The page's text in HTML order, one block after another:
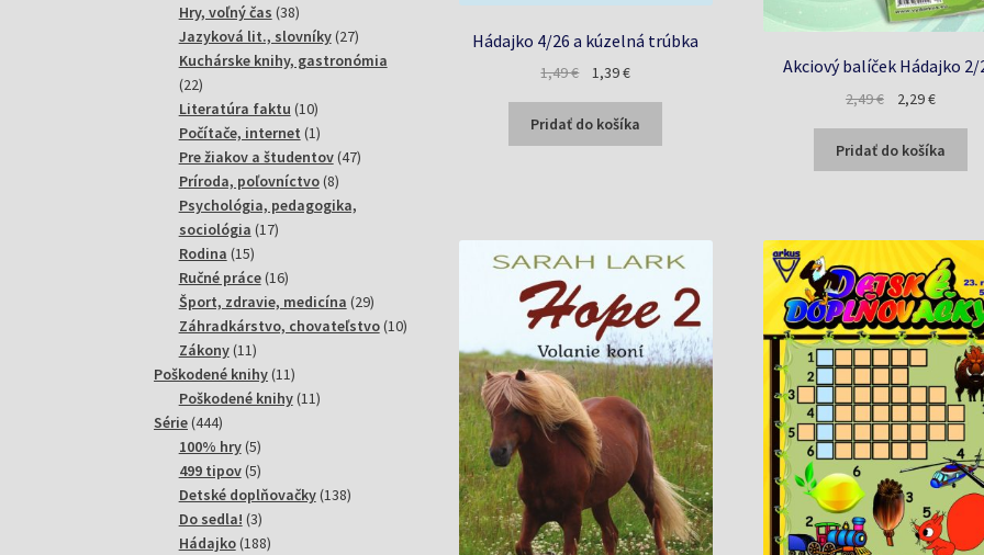
Hádajko 4/26 a kúzelná trúbka
1,49€
Pôvodná
bola:
1,49 €.
1,39€Aktuálna
je:
1,39 €.
Pridať do košíka
Akciový balíček Hádajko 2/
2,49€
Pôvodná
bola:
2,49 €.
2,29€Aktuálna
je:
2,29 €.
Pridať do košíka
produktov
Hry, voľný čas 3838
produktov
Jazyková lit., slovníky 2727
produktov
Kuchárske knihy, gastronómia
2222
produktov
Literatúra faktu 1010
produktov
Počítače, internet 11
produkt
Pre žiakov a študentov 4747
Príroda, poľovníctvo 88
produktov
Psychológia, pedagogika,
sociológia 1717
Rodina 1515
produktov
Ručné práce 1616
produktov
Šport, zdravie, medicína 2929
produktov
Záhradkárstvo, chovateľstvo 1010
produktov
Zákony 1111
produktov
Poškodené knihy 1111
produktov
Poškodené knihy 1111
Série 444444
produktov
100% hry 55
produktov
499 tipov 55
produktov
Detské doplňovačky 138138
Do sedla! 33
produkty
Hádajko 188188